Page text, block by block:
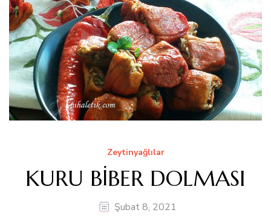
Zeytinyağlılar
KURU BİBER DOLMASI
Şubat 8, 2021